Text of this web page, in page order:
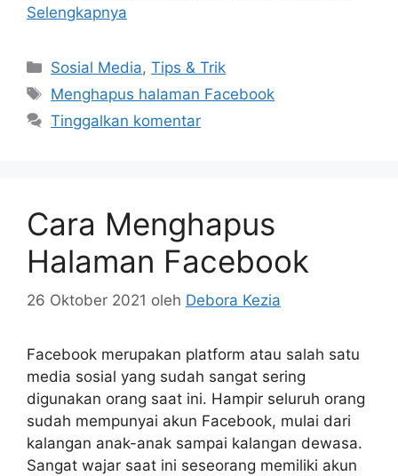
Selengkapnya
Kategori
Sosial Media,Tips & Trik
Tag
Menghapus halaman Facebook
Tinggalkan komentar
Cara Menghapus
Halaman Facebook
26 Oktober 2021 oleh Debora Kezia
Facebook merupakan platform atau salah satu
media sosial yang sudah sangat sering
digunakan orang saat ini. Hampir seluruh orang
sudah mempunyai akun Facebook, mulai dari
kalangan anak-anak sampai kalangan dewasa.
Sangat wajar saat ini seseorang memiliki akun